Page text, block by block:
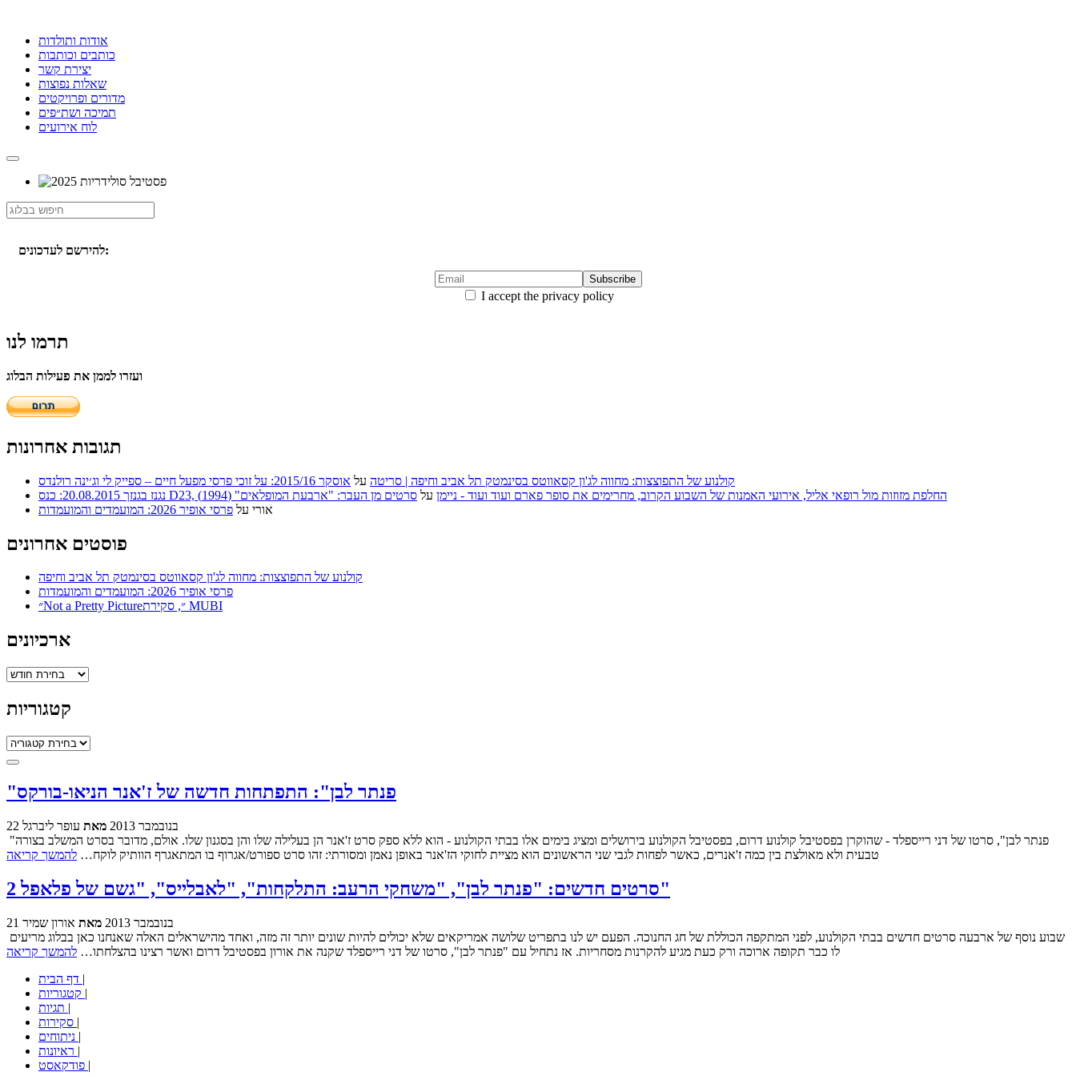
אודות ותולדות
כותבים וכותבות
יצירת קשר
שאלות נפוצות
מדורים ופרויקטים
תמיכה ושת״פים
לוח אירועים
להירשם לעדכונים:
I accept the privacy policy
תרמו לנו
ועזרו לממן את פעילות הבלוג
תגובות אחרונות
קולנוע של התפוצצות: מחווה לג'ון קסאווטס בסינמטק תל אביב וחיפה | סריטה על אוסקר 2015/16: על זוכי פרסי מפעל חיים – ספייק לי וג׳ינה רולנדס
נגנז בגנזך 20.08.2015: כנס D23, החלפת מזוזות מול רופאי אליל, אירועי האמנות של השבוע הקרוב, מחרימים את סופר פארם ועוד ועוד - ניימן על סרטים מן העבר: "ארבעת המופלאים" (1994)
אורי על פרסי אופיר 2026: המועמדים והמועמדות
פוסטים אחרונים
קולנוע של התפוצצות: מחווה לג'ון קסאווטס בסינמטק תל אביב וחיפה
פרסי אופיר 2026: המועמדים והמועמדות
״Not a Pretty Picture״, סקירת MUBI
ארכיונים
ארכיונים
קטגוריות
קטגוריות
"פנתר לבן": התפתחות חדשה של ז'אנר הניאו-בורקס
22 בנובמבר 2013 מאת עופר ליברגל
"פנתר לבן", סרטו של דני רייספלד - שהוקרן בפסטיבל קולנוע דרום, בפסטיבל הקולנוע בירושלים ומציג בימים אלו בבתי הקולנוע - הוא ללא ספק סרט ז'אנר הן בעלילה שלו והן בסגנון שלו. אולם, מדובר בסרט המשלב בצורה
טבעית ולא מאולצת בין כמה ז'אנרים, כאשר לפחות לגבי שני הראשונים הוא מציית לחוקי הז'אנר באופן נאמן ומסורתי: זהו סרט ספורט/אגרוף בו המתאגרף הוותיק לוקח… להמשך קריאה
סרטים חדשים: "פנתר לבן", "משחקי הרעב: התלקחות", "לאבלייס", "גשם של פלאפל 2"
21 בנובמבר 2013 מאת אורון שמיר
לו כבר תקופה ארוכה ורק כעת מגיע להקרנות מסחריות. אז נתחיל עם "פנתר לבן", סרטו של דני רייספלד שקנה את אורון בפסטיבל דרום ואשר רצינו בהצלחתו… להמשך קריאה
|
|
|
|
|
|
|